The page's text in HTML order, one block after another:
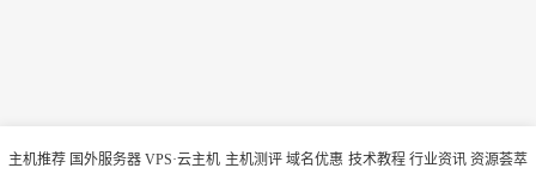
主机推荐 国外服务器 VPS·云主机 主机测评 域名优惠 技术教程 行业资讯 资源荟萃